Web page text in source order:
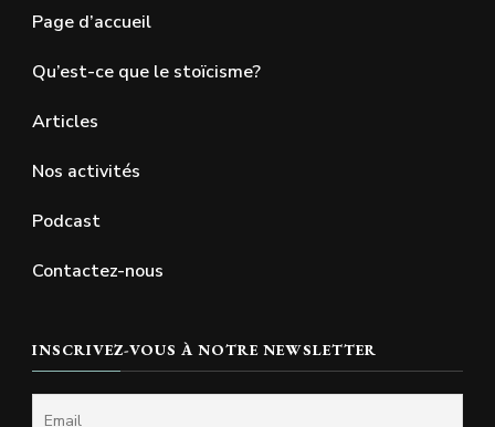
Page d’accueil
Qu’est-ce que le stoïcisme?
Articles
Nos activités
Podcast
Contactez-nous
INSCRIVEZ-VOUS À NOTRE NEWSLETTER